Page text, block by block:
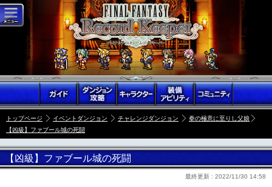
トップページ イベントダンジョン チャレンジダンジョン
拳の極意に至りし父娘
【凶級】ファブール城の死闘
【凶級】ファブール城の死闘
最終更新 : 2022/11/30 14:58